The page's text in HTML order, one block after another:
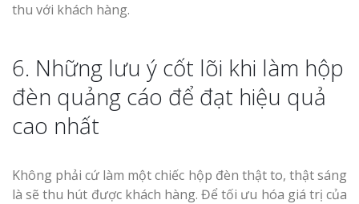
thu với khách hàng.
6. Những lưu ý cốt lõi khi làm hộp
đèn quảng cáo để đạt hiệu quả
cao nhất
Không phải cứ làm một chiếc hộp đèn thật to, thật sáng
là sẽ thu hút được khách hàng. Để tối ưu hóa giá trị của